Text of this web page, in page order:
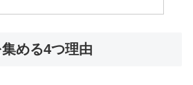
める4つ理由